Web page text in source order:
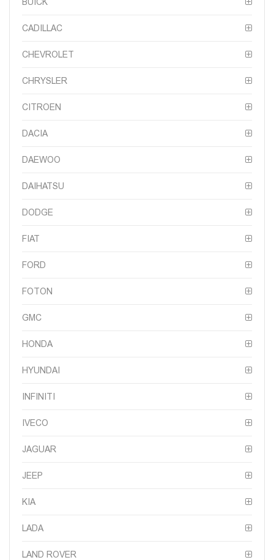
CADILLAC
CHEVROLET
CHRYSLER
CITROEN
DACIA
DAEWOO
DAIHATSU
DODGE
FIAT
FORD
FOTON
GMC
HONDA
HYUNDAI
INFINITI
IVECO
JAGUAR
JEEP
KIA
LADA
LAND ROVER